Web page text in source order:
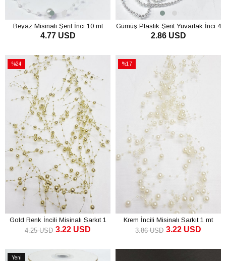
Beyaz Misinalı Şerit İnci 10 mt
4.77 USD
Gümüş Plastik Şerit Yuvarlak İnci 4
mm 10 mt
2.86 USD
%24
İndirim
%24İndirim
Gold Renk İncili Misinalı Sarkıt 1
mt
3.22 USD
4.25 USD
%17
Krem İncili Misinalı Sarkıt 1 mt
3.22 USD
3.86 USD
Yeni